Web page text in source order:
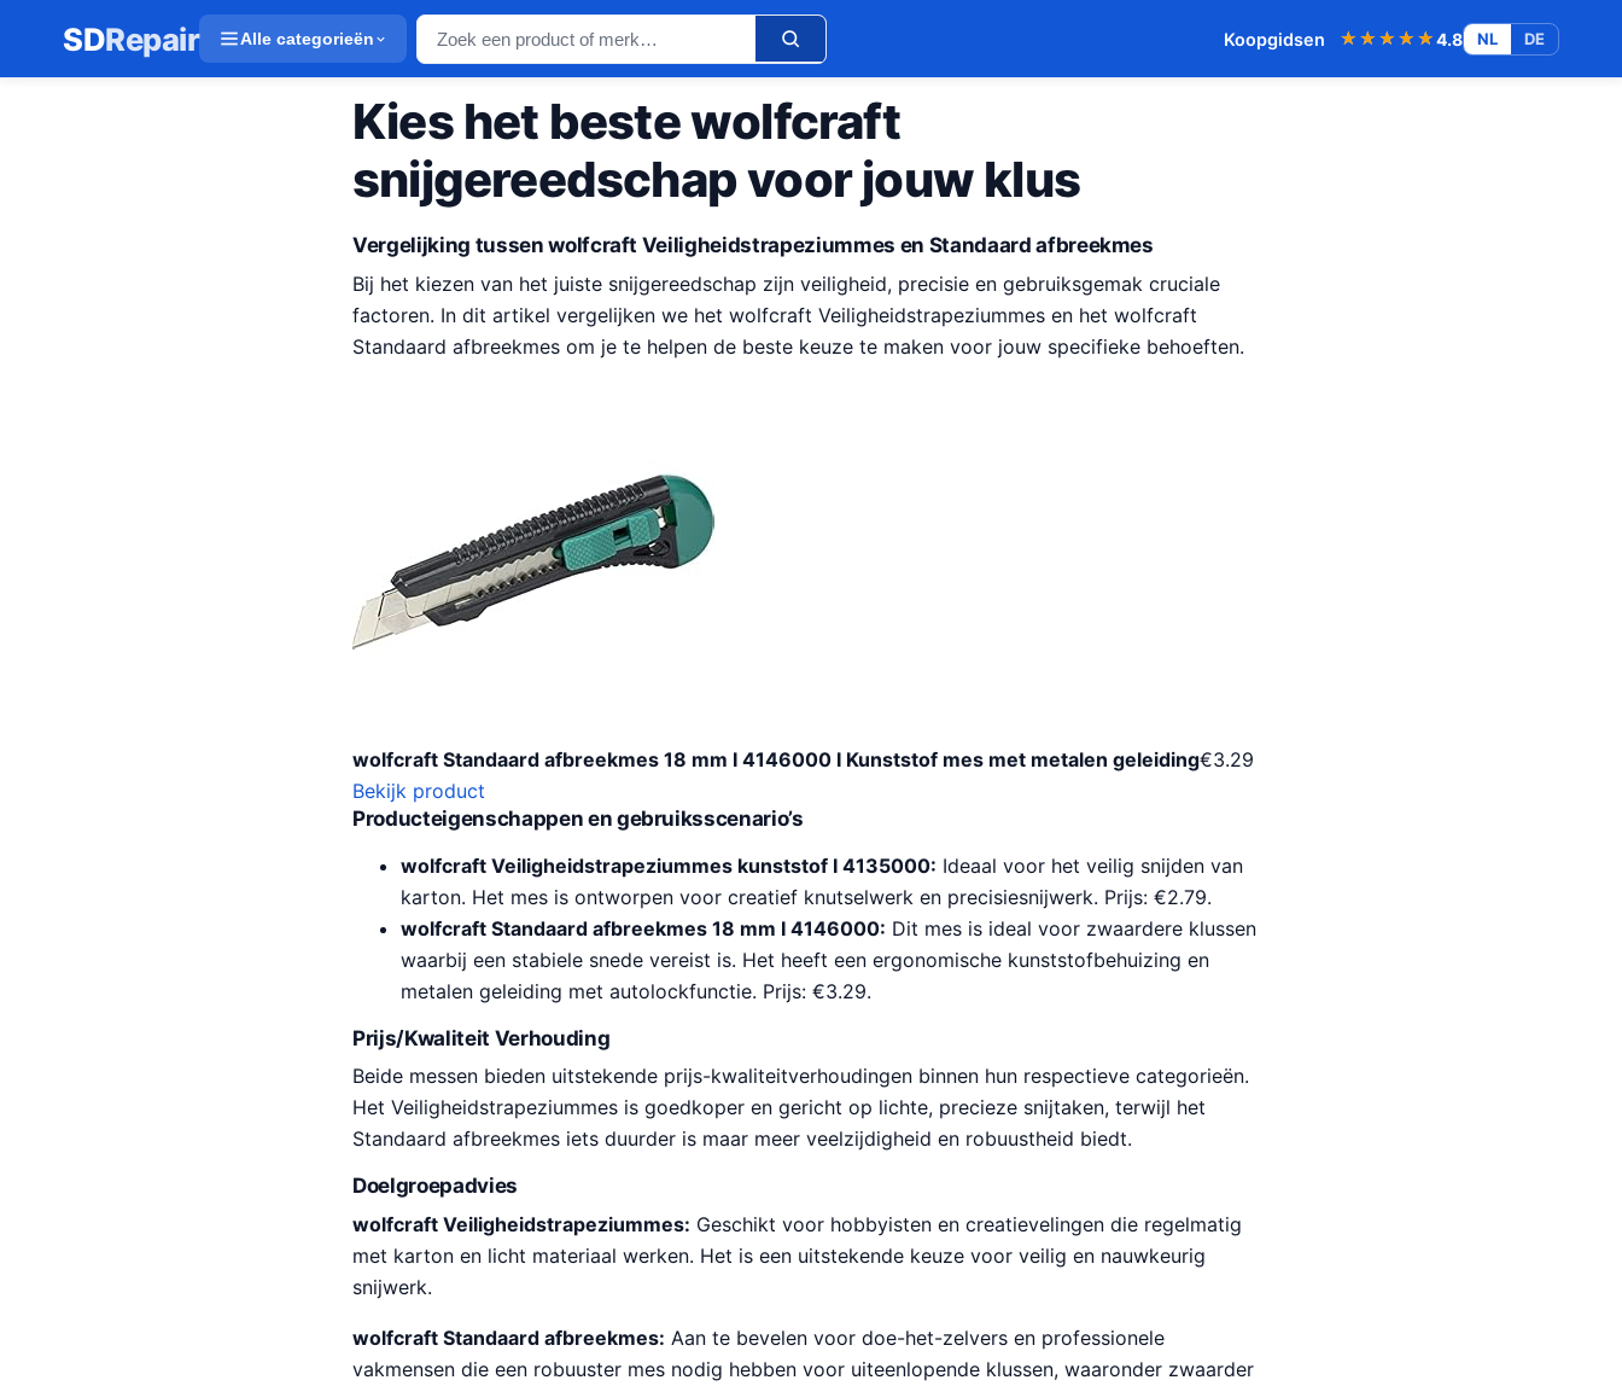
SDRepair Alle categorieën Koopgidsen ★★★★★
★★★★★4.8 NL DE
Kies het beste wolfcraft
snijgereedschap voor jouw klus
Vergelijking tussen wolfcraft Veiligheidstrapeziummes en Standaard afbreekmes
Bij het kiezen van het juiste snijgereedschap zijn veiligheid, precisie en gebruiksgemak cruciale
factoren. In dit artikel vergelijken we het wolfcraft Veiligheidstrapeziummes en het wolfcraft
Standaard afbreekmes om je te helpen de beste keuze te maken voor jouw specifieke behoeften.
wolfcraft Standaard afbreekmes 18 mm I 4146000 I Kunststof mes met metalen geleiding€3.29
Bekijk product
Producteigenschappen en gebruiksscenario’s
wolfcraft Veiligheidstrapeziummes kunststof I 4135000: Ideaal voor het veilig snijden van
karton. Het mes is ontworpen voor creatief knutselwerk en precisiesnijwerk. Prijs: €2.79.
wolfcraft Standaard afbreekmes 18 mm I 4146000: Dit mes is ideal voor zwaardere klussen
waarbij een stabiele snede vereist is. Het heeft een ergonomische kunststofbehuizing en
metalen geleiding met autolockfunctie. Prijs: €3.29.
Prijs/Kwaliteit Verhouding
Beide messen bieden uitstekende prijs-kwaliteitverhoudingen binnen hun respectieve categorieën.
Het Veiligheidstrapeziummes is goedkoper en gericht op lichte, precieze snijtaken, terwijl het
Standaard afbreekmes iets duurder is maar meer veelzijdigheid en robuustheid biedt.
Doelgroepadvies
wolfcraft Veiligheidstrapeziummes: Geschikt voor hobbyisten en creatievelingen die regelmatig
met karton en licht materiaal werken. Het is een uitstekende keuze voor veilig en nauwkeurig
snijwerk.
wolfcraft Standaard afbreekmes: Aan te bevelen voor doe-het-zelvers en professionele
vakmensen die een robuuster mes nodig hebben voor uiteenlopende klussen, waaronder zwaarder